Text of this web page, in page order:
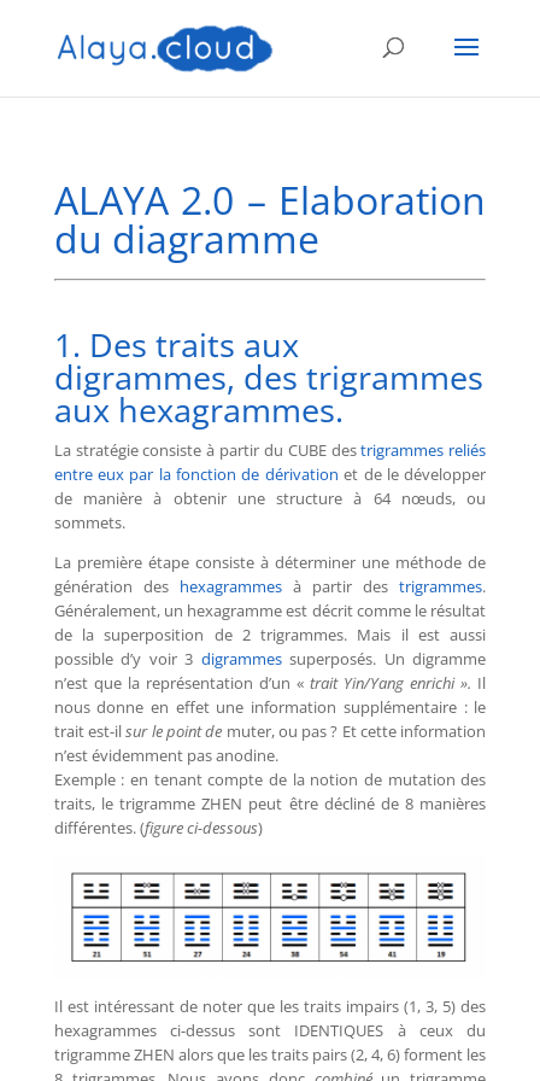
ALAYA 2.0 – Elaboration
du diagramme
1. Des traits aux
digrammes, des trigrammes
aux hexagrammes.
La stratégie consiste à partir du CUBE destrigrammes reliés
entre eux par la fonction de dérivation et de le développer
de manière à obtenir une structure à 64 nœuds, ou
sommets.
La première étape consiste à déterminer une méthode de
génération des hexagrammesà partir destrigrammes.
Généralement, un hexagramme est décrit comme le résultat
de la superposition de 2 trigrammes. Mais il est aussi
possible d’y voir 3 digrammessuperposés. Un digramme
n’est que la représentation d’un «trait Yin/Yang enrichi ». Il
nous donne en effet une information supplémentaire : le
trait est-ilsur le point de muter, ou pas ? Et cette information
n’est évidemment pas anodine.
Exemple : en tenant compte de la notion de mutation des
traits, le trigramme ZHEN peut être décliné de 8 manières
différentes. (figure ci-dessous)
Il est intéressant de noter que les traits impairs (1, 3, 5) des
hexagrammes ci-dessus sont IDENTIQUES à ceux du
trigramme ZHEN alors que les traits pairs (2, 4, 6) forment les